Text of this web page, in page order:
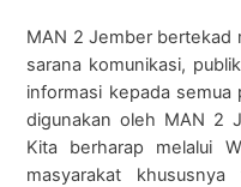
MAN 2 Jember bertekad
sarana komunikasi,
informasi kepada semua
digunakan oleh MAN 2
Kita berharap melalui
masyarakat